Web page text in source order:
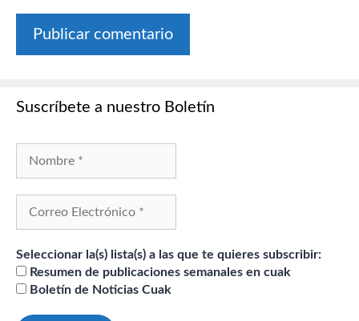
Suscríbete a nuestro Boletín
Seleccionar la(s) lista(s) a las que te quieres subscribir:
Resumen de publicaciones semanales en cuak
Boletín de Noticias Cuak